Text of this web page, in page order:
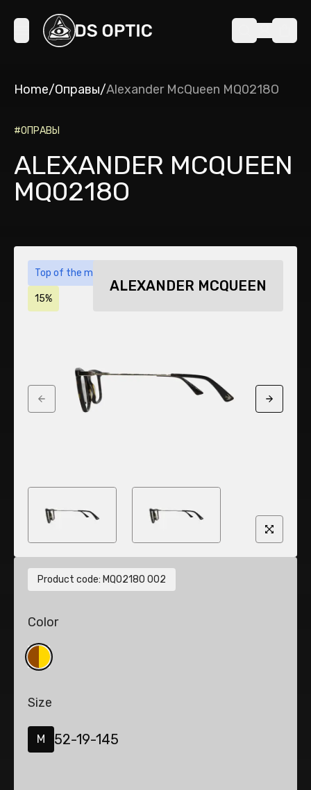
Home/Оправы/Alexander McQueen MQ0218O
#ОПРАВЫ
ALEXANDER MCQUEEN
MQ0218O
Top of the month
15%
ALEXANDER MCQUEEN
Previous slide Next
Product code: MQ0218O 002
Color
Size
M 52-19-145